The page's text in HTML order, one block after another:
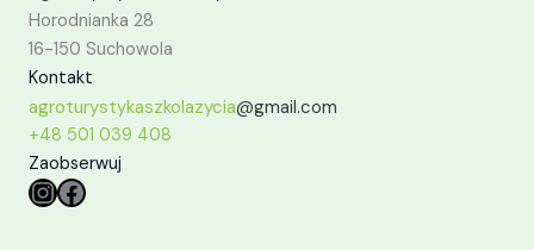
Horodnianka 28
16-150 Suchowola
Kontakt
agroturystykaszkolazycia@gmail.com
+48 501 039 408
Zaobserwuj
Instagram
Facebook